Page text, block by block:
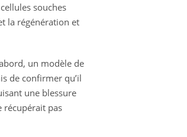
souches
la régénération et
un modèle de
de confirmer qu’il
une blessure
récupérait pas